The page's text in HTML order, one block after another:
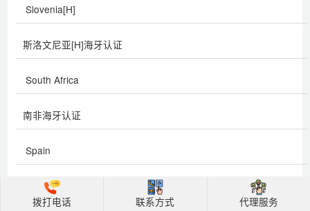
Slovenia[H]
斯洛文尼亚[H]海牙认证
South Africa
南非海牙认证
Spain
西班牙海牙认证
拨打电话
联系方式 代理服务